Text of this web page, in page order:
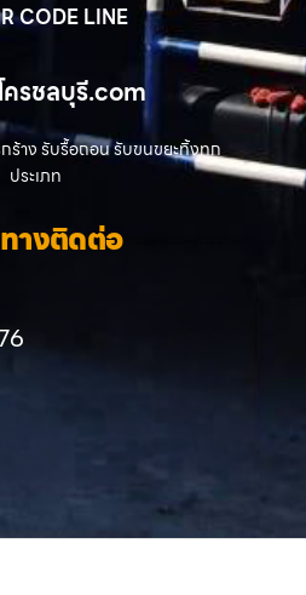
CODE LINE
รชลบุรี.com
ร้าง รับรื้อถอน รับขนขยะทิ้งทุก
ประเภท
างติดต่อ